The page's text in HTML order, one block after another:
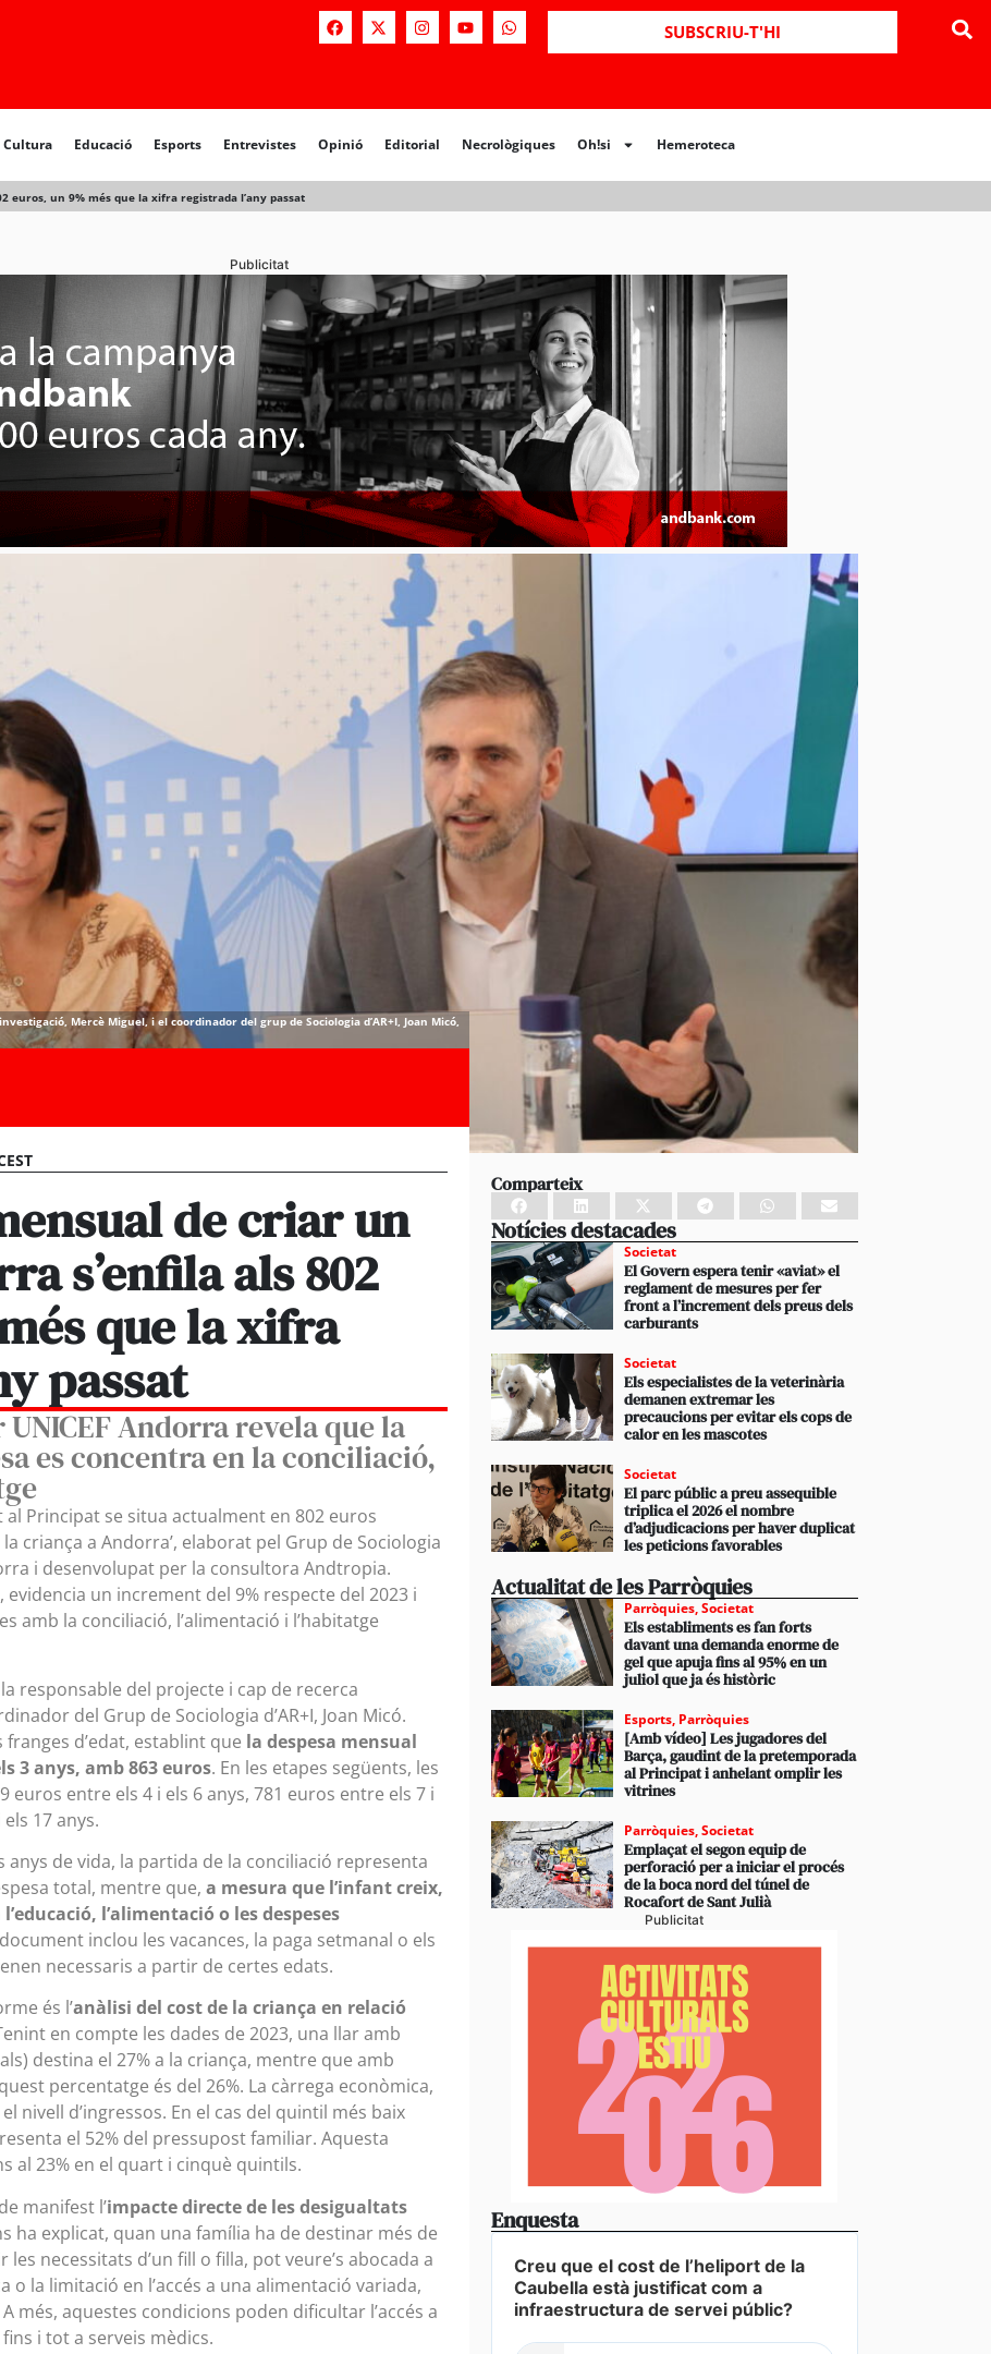
SUBSCRIU-T'HI
Cultura Educació Esports Entrevistes Opinió Editorial Necrològiques Oh!si Hemeroteca
euros, un 9% més que la xifra registrada l’any passat
Opinió Editorial Necrològiques Hemeroteca
Publicitat
Mercè Miguel, i el coordinador del grup de Sociologia d’AR+I, Joan Micó,
de criar un
s’enfila als 802
que la xifra
passat
Andorra revela que la
es concentra en la conciliació,
al Principat se situa actualment en 802 euros
la criança a Andorra’, elaborat pel Grup de Sociologia
i desenvolupat per la consultora Andtropia.
un increment del 9% respecte del 2023 i
amb la conciliació, l’alimentació i l’habitatge
responsable del projecte i cap de recerca
del Grup de Sociologia d’AR+I, Joan Micó.
franges d’edat, establint que la despesa mensual
3 anys, amb 863 euros. En les etapes següents, les
entre els 4 i els 6 anys, 781 euros entre els 7 i
17 anys.
anys de vida, la partida de la conciliació representa
total, mentre que, a mesura que l’infant creix,
l’alimentació o les despeses
inclou les vacances, la paga setmanal o els
necessaris a partir de certes edats.
és l’anàlisi del cost de la criança en relació
en compte les dades de 2023, una llar amb
destina el 27% a la criança, mentre que amb
percentatge és del 26%. La càrrega econòmica,
nivell d’ingressos. En el cas del quintil més baix
el 52% del pressupost familiar. Aquesta
al 23% en el quart i cinquè quintils.
manifest l’impacte directe de les desigualtats
ha explicat, quan una família ha de destinar més de
necessitats d’un fill o filla, pot veure’s abocada a
la limitació en l’accés a una alimentació variada,
més, aquestes condicions poden dificultar l’accés a
i tot a serveis mèdics.
Comparteix
Notícies destacades
Societat
El Govern espera tenir «aviat» el
reglament de mesures per fer
front a l’increment dels preus dels
carburants
Societat
Els especialistes de la veterinària
demanen extremar les
precaucions per evitar els cops de
calor en les mascotes
Societat
El parc públic a preu assequible
triplica el 2026 el nombre
d’adjudicacions per haver duplicat
les peticions favorables
Actualitat de les Parròquies
Parròquies,Societat
Els establiments es fan forts
davant una demanda enorme de
gel que apuja fins al 95% en un
juliol que ja és històric
Esports, Parròquies
[Amb vídeo] Les jugadores del
Barça, gaudint de la pretemporada
al Principat i anhelant omplir les
vitrines
Parròquies,Societat
Emplaçat el segon equip de
perforació per a iniciar el procés
de la boca nord del túnel de
Rocafort de Sant Julià
Publicitat
Enquesta
Creu que el cost de l’heliport de la
Caubella està justificat com a
infraestructura de servei públic?